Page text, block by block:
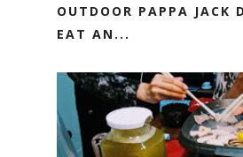
OUTDOOR PAPPA JACK
EAT AN...